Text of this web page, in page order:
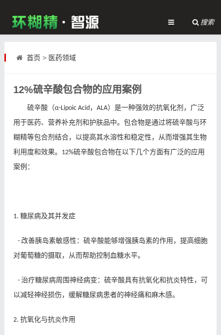
搜索
首页 > 医药领域
12%硫辛酸包合物的应用案例
硫辛酸（α-Lipoic Acid， ALA）是一种强效的抗氧化剂，广泛
用于医药、营养补充剂和护肤品中。包合物是通过将硫辛酸与环
糊精等包合剂结合，以提高其水溶性和稳定性，从而增强其生物
利用度和效果。 12%硫辛酸包合物在以下几个方面有广泛的应用
案例：
1. 糖尿病及其并发症
- 改善胰岛素敏感性：硫辛酸能够增强胰岛素的作用，提高细胞
对葡萄糖的摄取，从而帮助控制血糖水平。
- 治疗糖尿病周围神经病变：硫辛酸具有抗氧化和抗炎特性，可
以减轻神经损伤，缓解糖尿病患者的神经痛和麻木感。
2. 抗氧化与抗炎作用